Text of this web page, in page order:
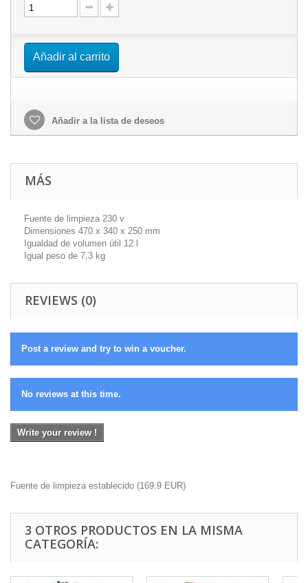
Añadir al carrito
Añadir a la lista de deseos
MÁS
Fuente de limpieza 230 v
Dimensiones 470 x 340 x 250 mm
Igualdad de volumen útil 12 l
Igual peso de 7,3 kg
REVIEWS (0)
Post a review and try to win a voucher.
No reviews at this time.
Write your review !
Fuente de limpieza establecido (169.9 EUR)
3 OTROS PRODUCTOS EN LA MISMA
CATEGORÍA: